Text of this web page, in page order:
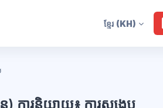
ខ្មែរ (KH)
) ការនិយាយ៖ ការសង្ខេប